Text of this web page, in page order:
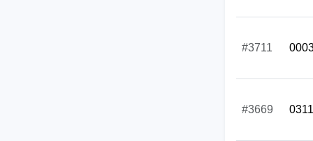
#3711
#3669